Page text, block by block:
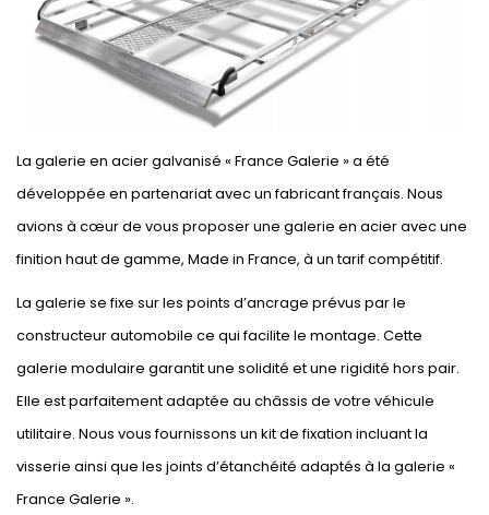
La galerie en acier galvanisé « France Galerie » a été
développée en partenariat avec un fabricant français. Nous
avions à cœur de vous proposer une galerie en acier avec une
finition haut de gamme, Made in France, à un tarif compétitif.
La galerie se fixe sur les points d’ancrage prévus par le
constructeur automobile ce qui facilite le montage. Cette
galerie modulaire garantit une solidité et une rigidité hors pair.
Elle est parfaitement adaptée au châssis de votre véhicule
utilitaire. Nous vous fournissons un kit de fixation incluant la
visserie ainsi que les joints d’étanchéité adaptés à la galerie «
France Galerie ».